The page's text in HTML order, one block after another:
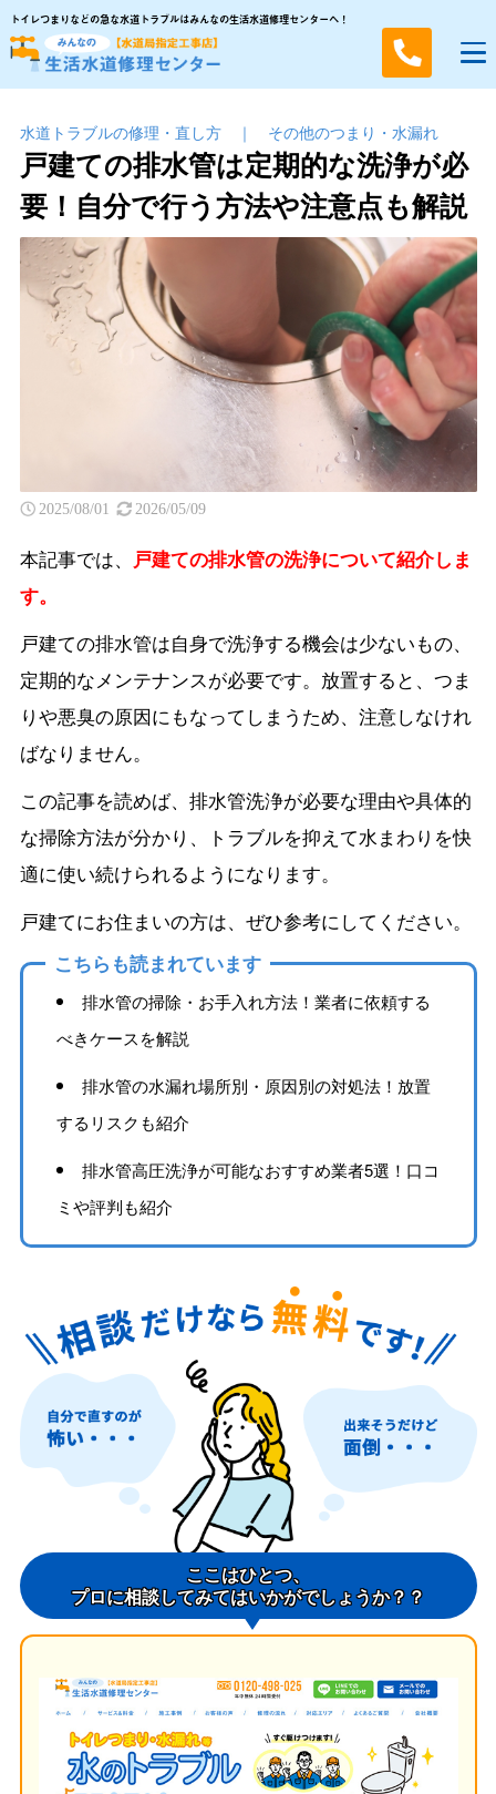
トイレつまりなどの急な水道トラブルはみんなの生活水道修理センターへ！
水道トラブルの修理・直し方｜ その他のつまり・⽔漏れ
戸建ての排水管は定期的な洗浄が必
要！自分で行う方法や注意点も解説
2025/08/01 2026/05/09
本記事では、
戸建ての排水管の洗浄について紹介しま
す。
戸建ての排水管は自身で洗浄する機会は少ないもの、
定期的なメンテナンスが必要です。放置すると、つま
りや悪臭の原因にもなってしまうため、注意しなけれ
ばなりません。
この記事を読めば、排水管洗浄が必要な理由や具体的
な掃除方法が分かり、トラブルを抑えて水まわりを快
適に使い続けられるようになります。
戸建てにお住まいの方は、ぜひ参考にしてください。
こちらも読まれています
排水管の掃除・お手入れ方法！業者に依頼する
べきケースを解説
排水管の水漏れ場所別・原因別の対処法！放置
するリスクも紹介
排水管高圧洗浄が可能なおすすめ業者5選！口コ
ミや評判も紹介
ここはひとつ、
プロに相談してみてはいかがでしょうか？？